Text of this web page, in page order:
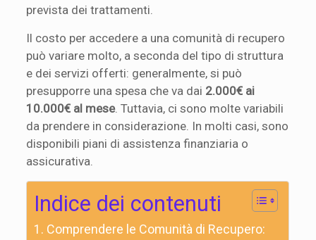
prevista dei trattamenti.
Il costo per accedere a una comunità di recupero
può variare molto, a seconda del tipo di struttura
e dei servizi offerti: generalmente, si può
presupporre una spesa che va dai 2.000€ ai
10.000€ al mese. Tuttavia, ci sono molte variabili
da prendere in considerazione. In molti casi, sono
disponibili piani di assistenza finanziaria o
assicurativa.
Indice dei contenuti
Comprendere le Comunità di Recupero: